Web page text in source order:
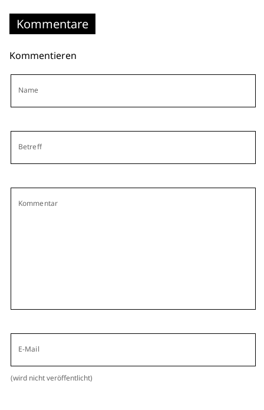
Kommentare
Kommentieren
Name
Betreff
Kommentar
E-Mail
(wird nicht veröffentlicht)